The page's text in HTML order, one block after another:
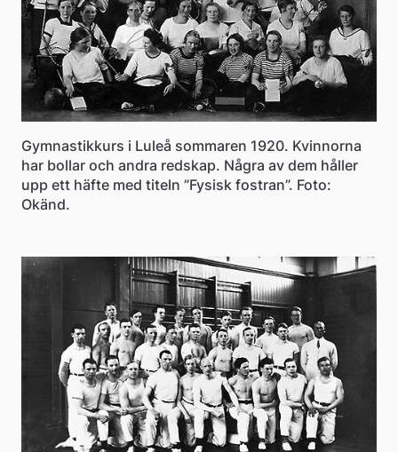
Gymnastikkurs i Luleå sommaren 1920. Kvinnorna
har bollar och andra redskap. Några av dem håller
upp ett häfte med titeln ”Fysisk fostran”. Foto:
Okänd.